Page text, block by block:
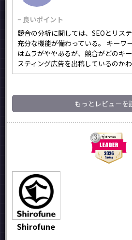
− 良いポイント
競合の分析に関しては、SEOとリス
充分な機能が備わっている。 キーワ
はムラがややあるが、競合がどのキ
スティング広告を出稿しているのかわ
もっとレビューを
Shirofune